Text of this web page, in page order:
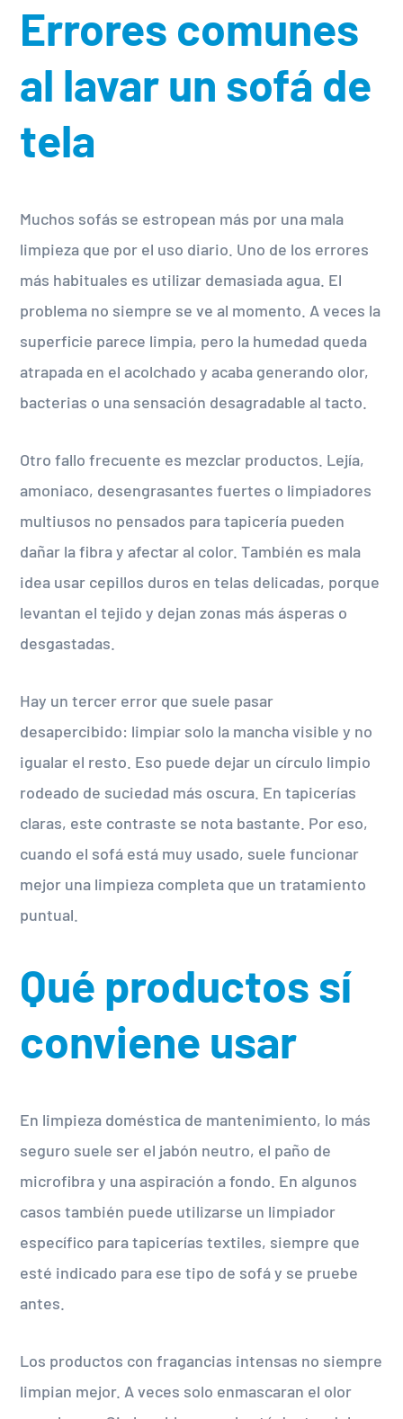
Errores comunes
al lavar un sofá de
tela
Muchos sofás se estropean más por una mala
limpieza que por el uso diario. Uno de los errores
más habituales es utilizar demasiada agua. El
problema no siempre se ve al momento. A veces la
superficie parece limpia, pero la humedad queda
atrapada en el acolchado y acaba generando olor,
bacterias o una sensación desagradable al tacto.
Otro fallo frecuente es mezclar productos. Lejía,
amoniaco, desengrasantes fuertes o limpiadores
multiusos no pensados para tapicería pueden
dañar la fibra y afectar al color. También es mala
idea usar cepillos duros en telas delicadas, porque
levantan el tejido y dejan zonas más ásperas o
desgastadas.
Hay un tercer error que suele pasar
desapercibido: limpiar solo la mancha visible y no
igualar el resto. Eso puede dejar un círculo limpio
rodeado de suciedad más oscura. En tapicerías
claras, este contraste se nota bastante. Por eso,
cuando el sofá está muy usado, suele funcionar
mejor una limpieza completa que un tratamiento
puntual.
Qué productos sí
conviene usar
En limpieza doméstica de mantenimiento, lo más
seguro suele ser el jabón neutro, el paño de
microfibra y una aspiración a fondo. En algunos
casos también puede utilizarse un limpiador
específico para tapicerías textiles, siempre que
esté indicado para ese tipo de sofá y se pruebe
antes.
Los productos con fragancias intensas no siempre
limpian mejor. A veces solo enmascaran el olor